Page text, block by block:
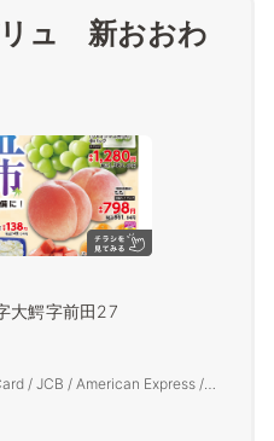
ュ 新おおわ
大鰐字前田27
/ JCB / American Express /